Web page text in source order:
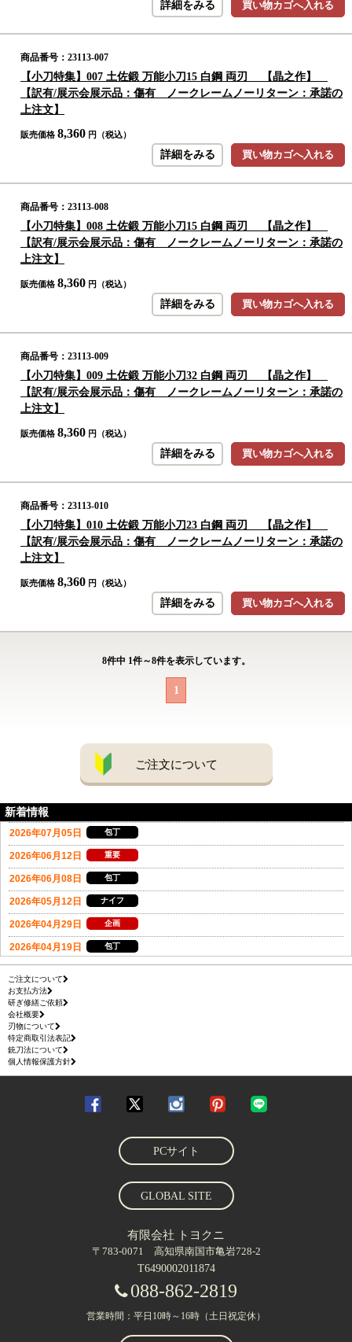
買い物カゴへ入れる
詳細をみる
商品番号：23113-007
【小刀特集】007 土佐鍛 万能小刀15 白鋼 両刃 【晶之作】
【訳有/展示会展示品：傷有 ノークレームノーリターン：承諾の
上注文】
販売価格 8,360 円（税込）
買い物カゴへ入れる
詳細をみる
商品番号：23113-008
【小刀特集】008 土佐鍛 万能小刀15 白鋼 両刃 【晶之作】
【訳有/展示会展示品：傷有 ノークレームノーリターン：承諾の
上注文】
販売価格 8,360 円（税込）
買い物カゴへ入れる
詳細をみる
商品番号：23113-009
【小刀特集】009 土佐鍛 万能小刀32 白鋼 両刃 【晶之作】
【訳有/展示会展示品：傷有 ノークレームノーリターン：承諾の
上注文】
販売価格 8,360 円（税込）
買い物カゴへ入れる
詳細をみる
商品番号：23113-010
【小刀特集】010 土佐鍛 万能小刀23 白鋼 両刃 【晶之作】
【訳有/展示会展示品：傷有 ノークレームノーリターン：承諾の
上注文】
販売価格 8,360 円（税込）
買い物カゴへ入れる
詳細をみる
8件中 1件～8件を表示しています。
1
ご注文について
新着情報
ご注文について
お支払方法
研ぎ修繕ご依頼
会社概要
刃物について
特定商取引法表記
銃刀法について
個人情報保護方針
PCサイト
GLOBAL SITE
有限会社 トヨクニ
〒783-0071 高知県南国市亀岩728-2
T6490002011874
088-862-2819
営業時間：平日10時～16時（土日祝定休）